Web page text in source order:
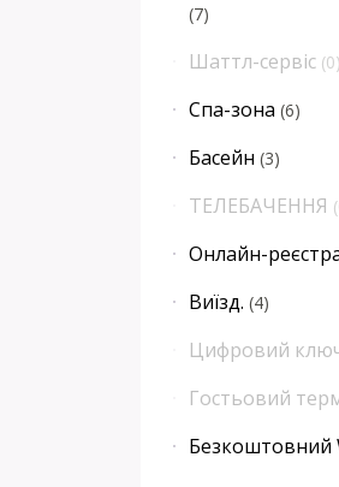
(7)
Шаттл-сервіс (0)
Спа-зона (6)
Басейн (3)
ТЕЛЕБАЧЕННЯ (
Онлайн-
Виїзд. (4)
Цифровий
Гостьовий
Безкоштовний